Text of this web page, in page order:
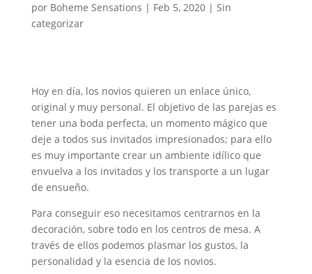
por Boheme Sensations | Feb 5, 2020| Sin
categorizar
Hoy en día, los novios quieren un enlace único,
original y muy personal. El objetivo de las parejas es
tener una boda perfecta, un momento mágico que
deje a todos sus invitados impresionados; para ello
es muy importante crear un ambiente idílico que
envuelva a los invitados y los transporte a un lugar
de ensueño.
Para conseguir eso necesitamos centrarnos en la
decoración, sobre todo en los centros de mesa. A
través de ellos podemos plasmar los gustos, la
personalidad y la esencia de los novios.